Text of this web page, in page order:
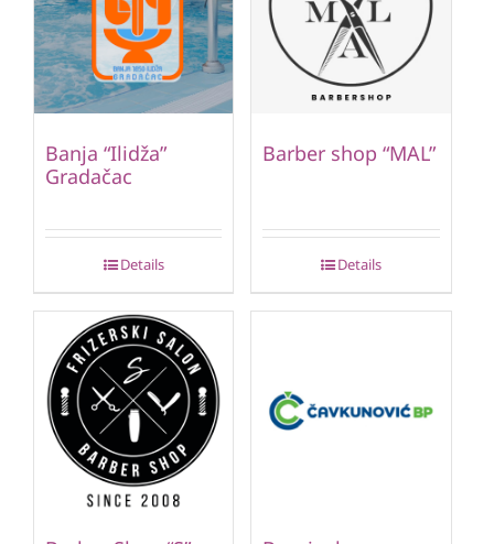
Banja “Ilidža”
Gradačac
Details
Barber shop “MAL”
Details